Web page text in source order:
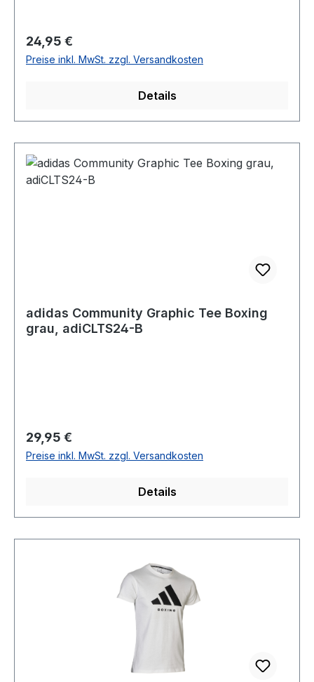
Regulärer Preis:
24,95 €
Preise inkl. MwSt. zzgl. Versandkosten
Details
adidas Community Graphic Tee Boxing
grau, adiCLTS24-B
Regulärer Preis:
29,95 €
Preise inkl. MwSt. zzgl. Versandkosten
Details